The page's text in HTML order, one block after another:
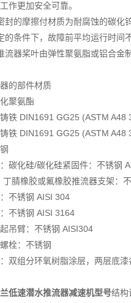
作更加安全可靠。
封的摩擦付材质为耐腐蚀的碳化
的条件下，故障前平均运行时间
流器桨叶由弹性聚氨脂或铝合金
的部件材质
聚氨酯
铁 DIN1691 GG25 (ASTM A48
铁 DIN1691 GG25 (ASTM A48
碳化硅/碳化硅紧固件：不锈钢
丁腈橡胶或氟橡胶推流器支架：
不锈钢 AISI 304
不锈钢 AISI 3164
吊臂：不锈钢 AISI304
栓：不锈钢
双组分环氧树脂涂层，两层底
低速潜水推流器减速机型号结构